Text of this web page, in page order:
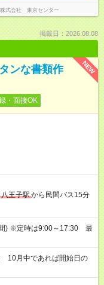
株式会社 東京センター
掲載日：2026.08.08
NEW
ンな書類作
・面接OK
八王子駅から民間バス15分
) ※定時は9:00～17:30 最
10月中であれば開始日の